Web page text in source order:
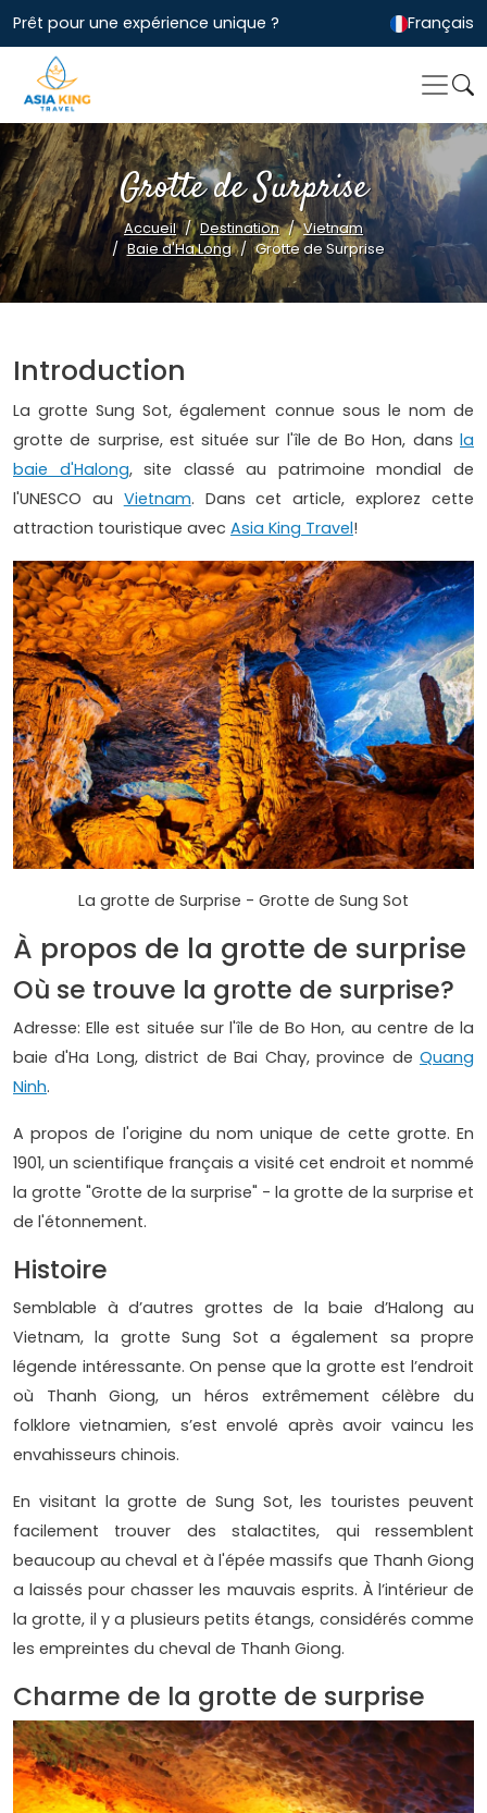
Prêt pour une expérience unique ? Français
Grotte de Surprise
Accueil Destination
Vietnam
Baie d'Ha Long
Grotte de Surprise
Introduction
La grotte Sung Sot, également connue sous le nom de
grotte de surprise, est située sur l'île de Bo Hon, dans la
baie d'Halong, site classé au patrimoine mondial de
l'UNESCO au Vietnam. Dans cet article, explorez cette
attraction touristique avec Asia King Travel!
La grotte de Surprise - Grotte de Sung Sot
À propos de la grotte de surprise
Où se trouve la grotte de surprise?
Adresse: Elle est située sur l'île de Bo Hon, au centre de la
baie d'Ha Long, district de Bai Chay, province de Quang
Ninh.
A propos de l'origine du nom unique de cette grotte. En
1901, un scientifique français a visité cet endroit et nommé
la grotte "Grotte de la surprise" - la grotte de la surprise et
de l'étonnement.
Histoire
Semblable à d’autres grottes de la baie d’Halong au
Vietnam, la grotte Sung Sot a également sa propre
légende intéressante. On pense que la grotte est l’endroit
où Thanh Giong, un héros extrêmement célèbre du
folklore vietnamien, s’est envolé après avoir vaincu les
envahisseurs chinois.
En visitant la grotte de Sung Sot, les touristes peuvent
facilement trouver des stalactites, qui ressemblent
beaucoup au cheval et à l'épée massifs que Thanh Giong
a laissés pour chasser les mauvais esprits. À l’intérieur de
la grotte, il y a plusieurs petits étangs, considérés comme
les empreintes du cheval de Thanh Giong.
Charme de la grotte de surprise